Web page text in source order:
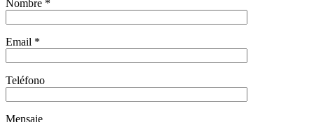
Nombre *
Email *
Teléfono
Mensaje